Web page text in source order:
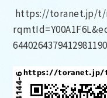
https://toranet.jp/t/
6440264379412981190